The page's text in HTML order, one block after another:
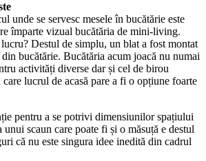
unde se servesc mesele în bucătărie este
împarte vizual bucătăria de mini-living.
Destul de simplu, un blat a fost montat
bucătărie. Bucătăria acum joacă nu numai
activități diverse dar și cel de birou
lucrul de acasă pare a fi o opțiune foarte
pentru a se potrivi dimensiunilor spațiului
unui scaun care poate fi și o măsuță e destul
că nu este singura idee inedită din cadrul